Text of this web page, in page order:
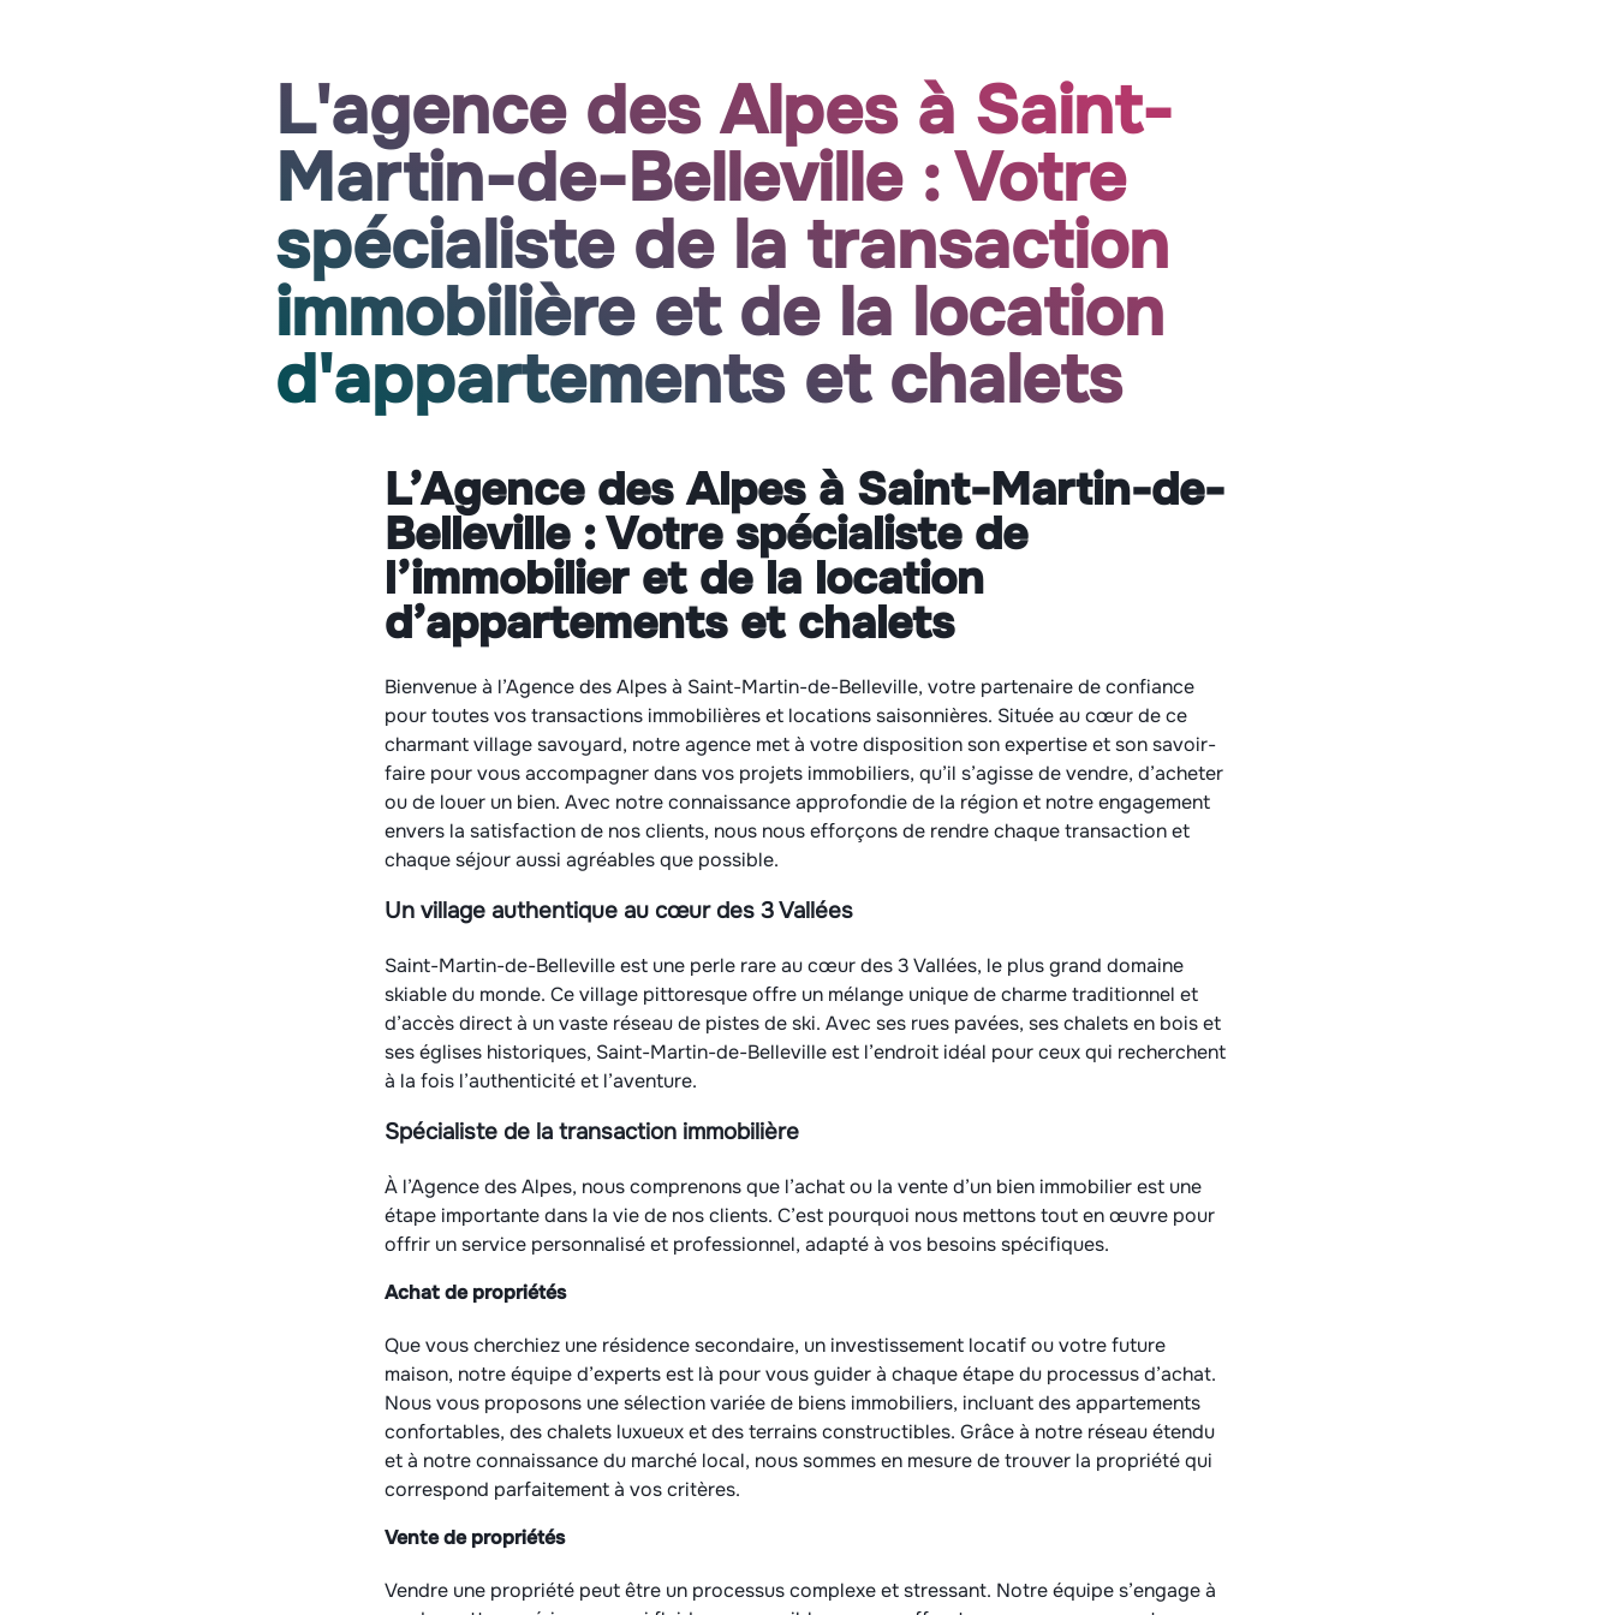
L'agence des Alpes à Saint-
Martin-de-Belleville : Votre
spécialiste de la transaction
immobilière et de la location
d'appartements et chalets
L’Agence des Alpes à Saint-Martin-de-
Belleville : Votre spécialiste de
l’immobilier et de la location
d’appartements et chalets
Bienvenue à l’Agence des Alpes à Saint-Martin-de-Belleville, votre partenaire de confiance
pour toutes vos transactions immobilières et locations saisonnières. Située au cœur de ce
charmant village savoyard, notre agence met à votre disposition son expertise et son savoir-
faire pour vous accompagner dans vos projets immobiliers, qu’il s’agisse de vendre, d’acheter
ou de louer un bien. Avec notre connaissance approfondie de la région et notre engagement
envers la satisfaction de nos clients, nous nous efforçons de rendre chaque transaction et
chaque séjour aussi agréables que possible.
Un village authentique au cœur des 3 Vallées
Saint-Martin-de-Belleville est une perle rare au cœur des 3 Vallées, le plus grand domaine
skiable du monde. Ce village pittoresque offre un mélange unique de charme traditionnel et
d’accès direct à un vaste réseau de pistes de ski. Avec ses rues pavées, ses chalets en bois et
ses églises historiques, Saint-Martin-de-Belleville est l’endroit idéal pour ceux qui recherchent
à la fois l’authenticité et l’aventure.
Spécialiste de la transaction immobilière
À l’Agence des Alpes, nous comprenons que l’achat ou la vente d’un bien immobilier est une
étape importante dans la vie de nos clients. C’est pourquoi nous mettons tout en œuvre pour
offrir un service personnalisé et professionnel, adapté à vos besoins spécifiques.
Achat de propriétés
Que vous cherchiez une résidence secondaire, un investissement locatif ou votre future
maison, notre équipe d’experts est là pour vous guider à chaque étape du processus d’achat.
Nous vous proposons une sélection variée de biens immobiliers, incluant des appartements
confortables, des chalets luxueux et des terrains constructibles. Grâce à notre réseau étendu
et à notre connaissance du marché local, nous sommes en mesure de trouver la propriété qui
correspond parfaitement à vos critères.
Vente de propriétés
Vendre une propriété peut être un processus complexe et stressant. Notre équipe s’engage à